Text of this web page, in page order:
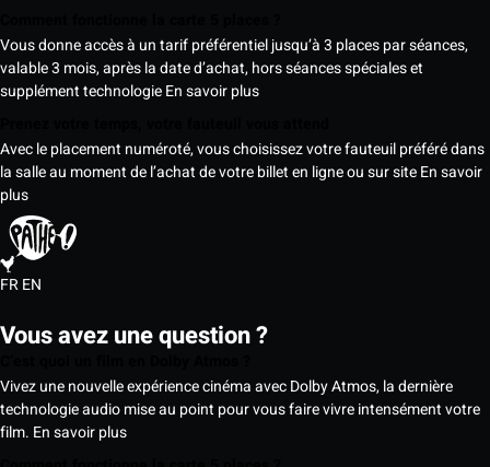
Vous donne accès à un tarif préférentiel jusqu’à 3 places par séances,
valable 3 mois, après la date d’achat, hors séances spéciales et
supplément technologieEn savoir plus
Avec le placement numéroté, vous choisissez votre fauteuil préféré dans
la salle au moment de l’achat de votre billet en ligne ou sur siteEn savoir
plus
FREN
Vous avez une question ?
Vivez une nouvelle expérience cinéma avec Dolby Atmos, la dernière
technologie audio mise au point pour vous faire vivre intensément votre
film. En savoir plus